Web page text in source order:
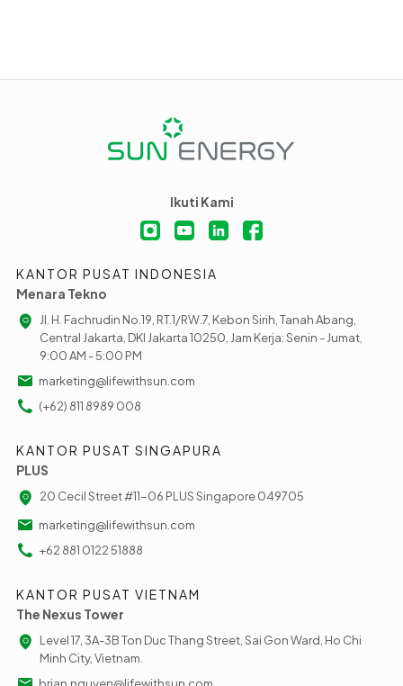
Ikuti Kami
KANTOR PUSAT INDONESIA
Menara Tekno
Jl. H. Fachrudin No.19, RT.1/RW.7, Kebon Sirih, Tanah Abang,
Central Jakarta, DKI Jakarta 10250, Jam Kerja: Senin - Jumat,
9:00 AM - 5:00 PM
marketing@lifewithsun.com
(+62) 811 8989 008
KANTOR PUSAT SINGAPURA
PLUS
20 Cecil Street #11-06 PLUS Singapore 049705
marketing@lifewithsun.com
+62 881 0122 51888
KANTOR PUSAT VIETNAM
The Nexus Tower
Level 17, 3A-3B Ton Duc Thang Street, Sai Gon Ward, Ho Chi
Minh City, Vietnam.